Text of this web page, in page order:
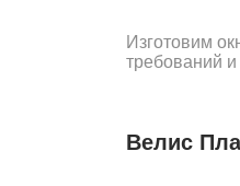
Изготовим
требований
Велис